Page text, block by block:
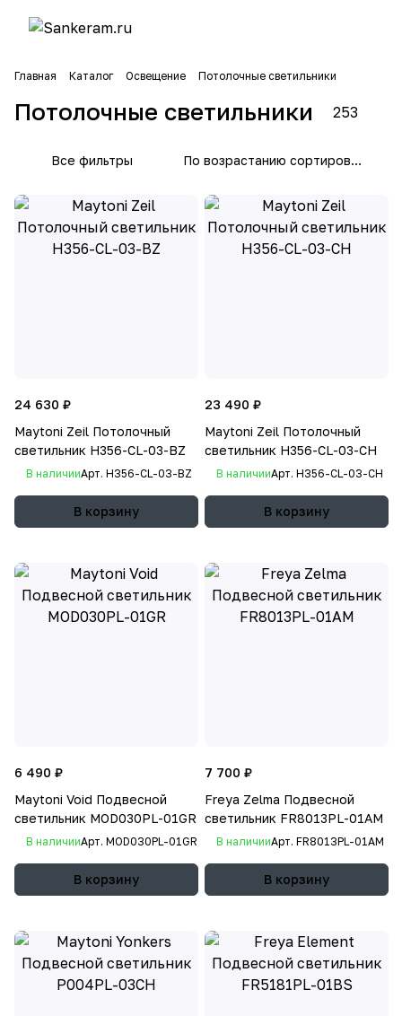
Главная Каталог Освещение Потолочные светильники
Потолочные светильники 253
Все фильтры По возрастанию сортировки
24 630 ₽
Maytoni Zeil Потолочный
светильник H356-CL-03-BZ
В наличииАрт. H356-CL-03-BZ
В корзину
23 490 ₽
Maytoni Zeil Потолочный
светильник H356-CL-03-CH
В наличииАрт. H356-CL-03-CH
В корзину
6 490 ₽
Maytoni Void Подвесной
светильник MOD030PL-01GR
В наличииАрт. MOD030PL-01GR
В корзину
7 700 ₽
Freya Zelma Подвесной
светильник FR8013PL-01AM
В наличииАрт. FR8013PL-01AM
В корзину